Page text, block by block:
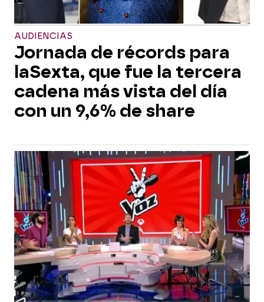
AUDIENCIAS
Jornada de récords para
laSexta, que fue la tercera
cadena más vista del día
con un 9,6% de share